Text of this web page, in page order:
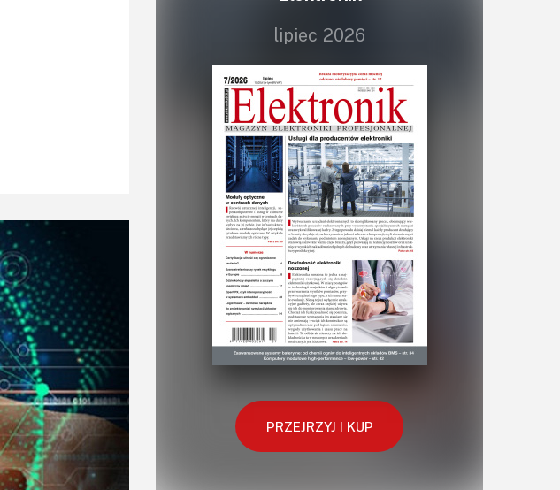
Transformatory
Wyświetlacze
Wzmacniacze
Zasilanie
lipiec 2026
PRZEJRZYJ I KUP